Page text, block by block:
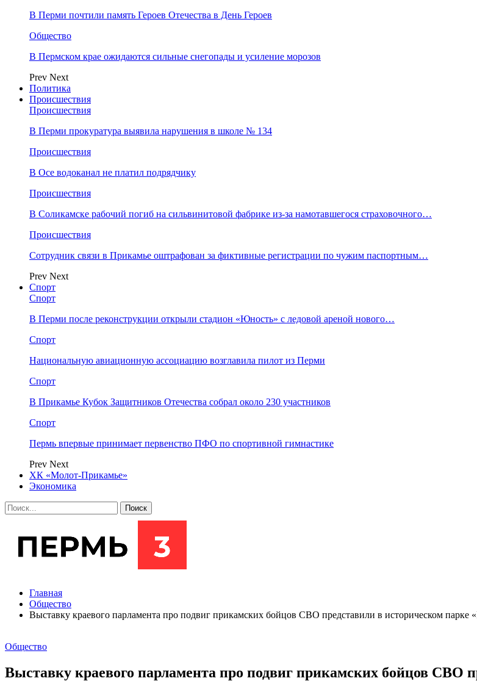
В Перми почтили память Героев Отечества в День Героев
Общество
В Пермском крае ожидаются сильные снегопады и усиление морозов
Prev Next
Политика
Происшествия
Происшествия
В Перми прокуратура выявила нарушения в школе № 134
Происшествия
В Осе водоканал не платил подрядчику
Происшествия
В Соликамске рабочий погиб на сильвинитовой фабрике из-за намотавшегося страховочного…
Происшествия
Сотрудник связи в Прикамье оштрафован за фиктивные регистрации по чужим паспортным…
Prev Next
Спорт
Спорт
В Перми после реконструкции открыли стадион «Юность» с ледовой ареной нового…
Спорт
Национальную авиационную ассоциацию возглавила пилот из Перми
Спорт
В Прикамье Кубок Защитников Отечества собрал около 230 участников
Спорт
Пермь впервые принимает первенство ПФО по спортивной гимнастике
Prev Next
ХК «Молот-Прикамье»
Экономика
Главная
Общество
Выставку краевого парламента про подвиг прикамских бойцов СВО представили в историческом парке
Общество
Выставку краевого парламента про подвиг прикамских бойцов СВО